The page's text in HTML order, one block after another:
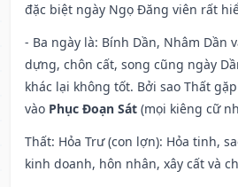
đặc biệt ngày Ngọ Đăng viên rất
- Ba ngày là: Bính Dần, Nhâm Dần
dựng, chôn cất, song cũng ngày
khác lại không tốt. Bởi sao Thất
vào Phục Đoạn Sát (mọi kiêng cữ
Thất: Hỏa Trư (con lợn): Hỏa tinh,
kinh doanh, hôn nhân, xây cất và